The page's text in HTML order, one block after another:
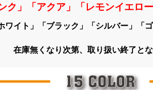
」「アクア」「レモンイエロ
ワイト」「ブラック」「シルバー」「
在庫無くなり次第、取り扱い終了とな